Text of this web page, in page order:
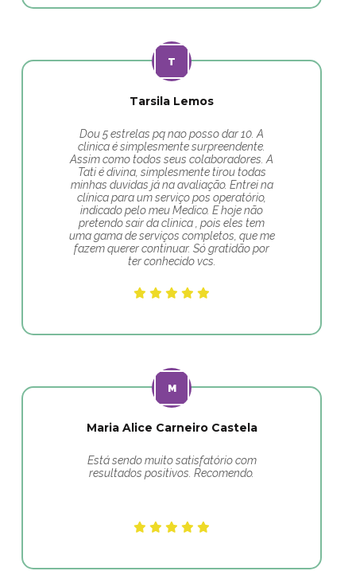
Tarsila Lemos
Dou 5 estrelas pq nao posso dar 10. A
clinica é simplesmente surpreendente.
Assim como todos seus colaboradores. A
Tati é divina, simplesmente tirou todas
minhas duvidas já na avaliação. Entrei na
clínica para um serviço pos operatório,
indicado pelo meu Medico. E hoje não
pretendo sair da clinica , pois eles tem
uma gama de serviços completos, que me
fazem querer continuar. Só gratidão por
ter conhecido vcs.
Maria Alice Carneiro Castela
Está sendo muito satisfatório com
resultados positivos. Recomendo.